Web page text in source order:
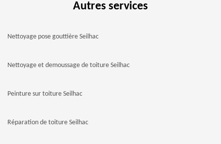
Autres services
Nettoyage pose gouttière Seilhac
Nettoyage et demoussage de toiture Seilhac
Peinture sur toiture Seilhac
Réparation de toiture Seilhac